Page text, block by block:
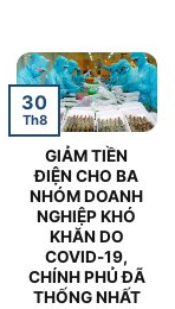
GIẢM TIỀN
ĐIỆN CHO BA
NHÓM DOANH
NGHIỆP KHÓ
KHĂN DO
COVID-19,
CHÍNH PHỦ ĐÃ
THỐNG NHẤT
30
Th8